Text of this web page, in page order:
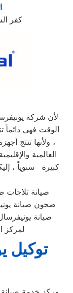
كفر
لأن شركة
الوقت فهي دائماً
، ولأنها تنتج
العالمية
كبيرة سنوياً ،
صيانة ثلاجات
صحون صيانة
صيانة
لمركز
توكيل